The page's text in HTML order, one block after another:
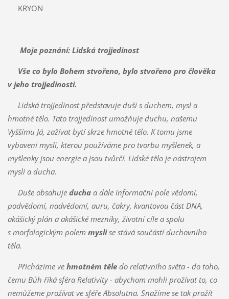
KRYON
Moje poznání: Lidská trojjedinost
Vše co bylo Bohem stvořeno, bylo stvořeno pro člověka
v jeho trojjedinosti.
Lidská trojjedinost představuje duši s duchem, mysl a
hmotné tělo. Tato trojjedinost umožňuje duchu, našemu
Vyššímu Já, zažívat bytí skrze hmotné tělo. K tomu jsme
vybaveni myslí, kterou používáme pro tvorbu myšlenek, a
myšlenky jsou energie a jsou tvůrčí. Lidské tělo je nástrojem
mysli a ducha.
Duše obsahuje ducha a dále informační pole vědomí,
podvědomí, nadvědomí, auru, čakry, kvantovou část DNA,
akášický plán a akášické mezníky, životní cíle a spolu
s morfologickým polem myslise stává součástí duchovního
těla.
Přicházíme ve hmotném těledo relativního světa - do toho,
čemu Bůh říká sféra Relativity - abychom mohli prožívat to, co
nemůžeme prožívat ve sféře Absolutna. Snažíme se tak prožít